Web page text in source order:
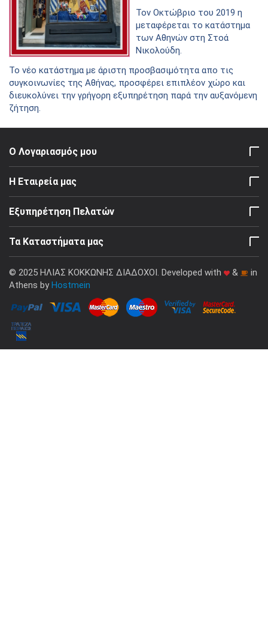
Τον Οκτώβριο του 2019 η
μεταφέρεται το κατάστημα
των Αθηνών στη Στοά
Νικολούδη.
Το νέο κατάστημα με άριστη προσβασιμότητα απο τις
συγκοινωνίες της Αθήνας, προσφέρει επιπλέον χώρο και
διευκολύνει την γρήγορη εξυπηρέτηση παρά την αυξανόμενη
ζήτηση.
Ο Λογαριασμός μου
Η Εταιρεία μας
Εξυπηρέτηση Πελατών
Τα Καταστήματα μας
© 2025 ΗΛΙΑΣ ΚΟΚΚΩΝΗΣ ΔΙΑΔΟΧΟΙ. Developed with &
in
Athens by Hostmein